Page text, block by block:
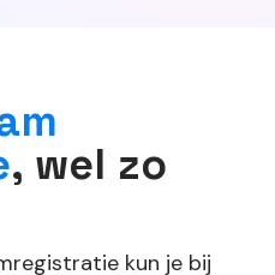
, wel zo
kun je bij